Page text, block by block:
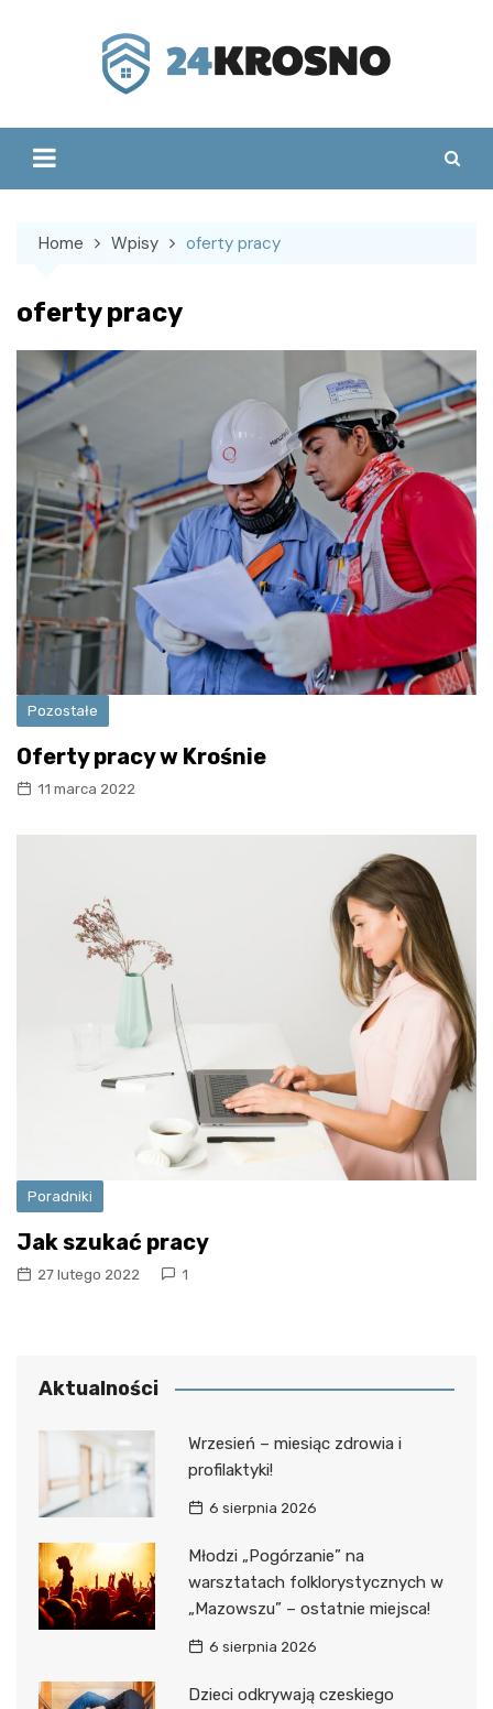
Home Wpisy oferty pracy
oferty pracy
Pozostałe
Oferty pracy w Krośnie
11 marca 2022
Poradniki
Jak szukać pracy
27 lutego 2022 1
Aktualności
Wrzesień – miesiąc zdrowia i
profilaktyki!
6 sierpnia 2026
Młodzi „Pogórzanie” na
warsztatach folklorystycznych w
„Mazowszu” – ostatnie miejsca!
6 sierpnia 2026
Dzieci odkrywają czeskiego